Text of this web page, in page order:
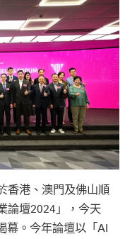
香港、澳門及佛山順
論壇2024」，今天
幕。今年論壇以「AI